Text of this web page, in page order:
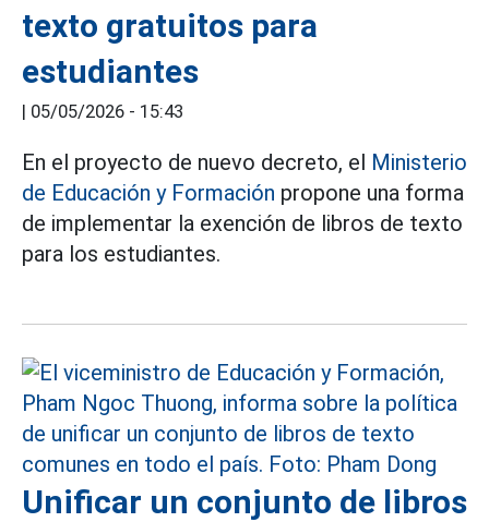
texto gratuitos para
estudiantes
| 05/05/2026 - 15:43
En el proyecto de nuevo decreto, el Ministerio
de Educación y Formación propone una forma
de implementar la exención de libros de texto
para los estudiantes.
Unificar un conjunto de libros